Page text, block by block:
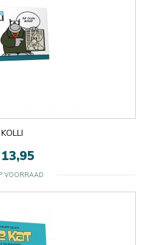
KOLLI
VOORRAAD